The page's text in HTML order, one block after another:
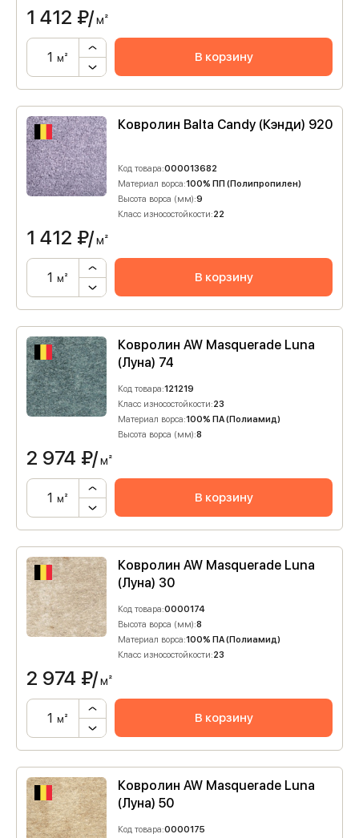
1 412 ₽/м²
м² В корзину
Ковролин Balta Candy (Кэнди) 920
Код товара:000013682
Материал ворса:100% ПП (Полипропилен)
Высота ворса (мм):9
Класс износостойкости:22
1 412 ₽/м²
м² В корзину
Ковролин AW Masquerade Luna
(Луна) 74
Код товара:121219
Класс износостойкости:23
Материал ворса:100% ПА (Полиамид)
Высота ворса (мм):8
2 974 ₽/м²
м² В корзину
Ковролин AW Masquerade Luna
(Луна) 30
Код товара:0000174
Высота ворса (мм):8
Материал ворса:100% ПА (Полиамид)
Класс износостойкости:23
2 974 ₽/м²
м² В корзину
Ковролин AW Masquerade Luna
(Луна) 50
Код товара:0000175